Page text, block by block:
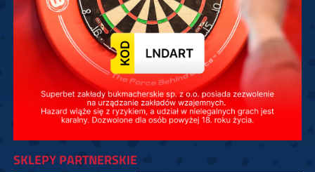
SKLEPY PARTNERSKIE